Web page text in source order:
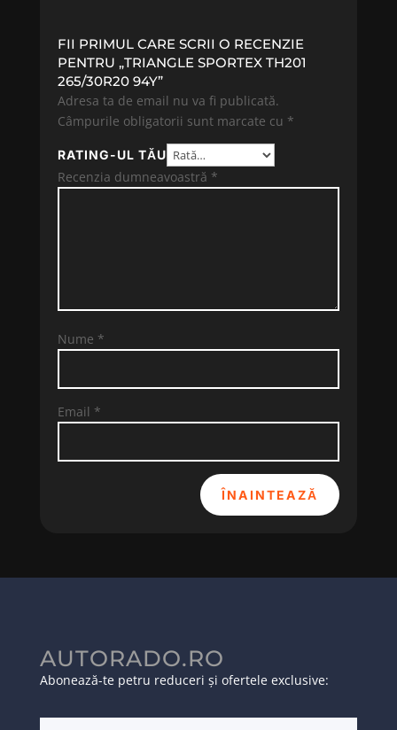
FII PRIMUL CARE SCRII O RECENZIE
PENTRU „TRIANGLE SPORTEX TH201
265/30R20 94Y”
Adresa ta de email nu va fi publicată.
Câmpurile obligatorii sunt marcate cu *
RATING-UL TĂU
Recenzia dumneavoastră *
Nume *
Email *
ÎNAINTEAZĂ
AUTORADO.RO
Abonează-te petru reduceri și ofertele exclusive: